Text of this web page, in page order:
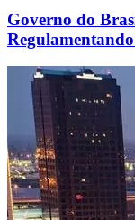
Governo do